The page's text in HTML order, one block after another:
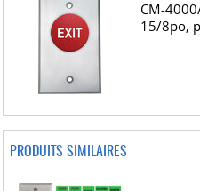
CM-
15/8po,
PRODUITS SIMILAIRES